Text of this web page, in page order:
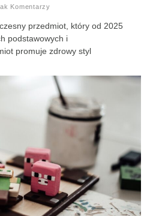
Komentarzy
przedmiot, który od 2025
podstawowych i
promuje zdrowy styl